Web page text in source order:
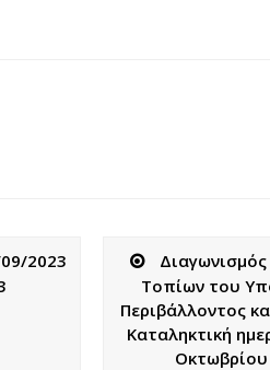
2023
Τοπίων του
Περιβάλλοντος
Καταληκτική